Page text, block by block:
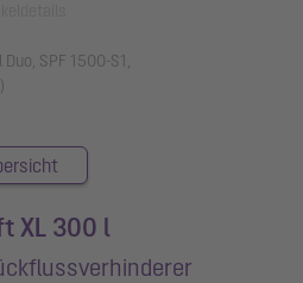
SPF 1500-S1,
XL 300 l